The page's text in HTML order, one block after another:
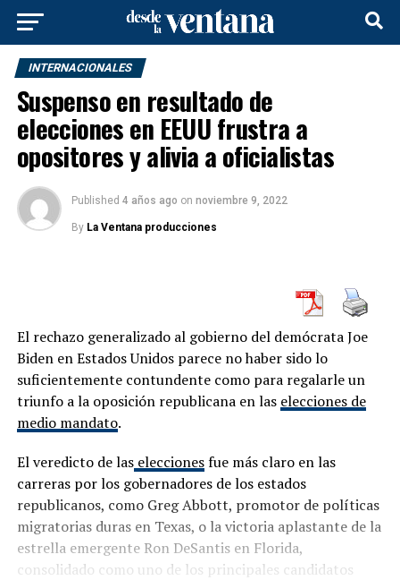
INTERNACIONALES
Suspenso en resultado de
elecciones en EEUU frustra a
opositores y alivia a oficialistas
Published 4 años ago on noviembre 9, 2022
By La Ventana producciones
El rechazo generalizado al gobierno del demócrata Joe
Biden en Estados Unidos parece no haber sido lo
suficientemente contundente como para regalarle un
triunfo a la oposición republicana en las elecciones de
medio mandato.
El veredicto de laseleccionesfue más claro en las
carreras por los gobernadores de los estados
republicanos, como Greg Abbott, promotor de políticas
migratorias duras en Texas, o la victoria aplastante de la
estrella emergente Ron DeSantis en Florida,
consolidado como uno de los principales candidatos